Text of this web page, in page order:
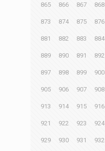
865 866 867 868
873 874 875 876
881 882 883 884
889 890 891 892
897 898 899 900
905 906 907 908
913 914 915 916
921 922 923 924
929 930 931 932